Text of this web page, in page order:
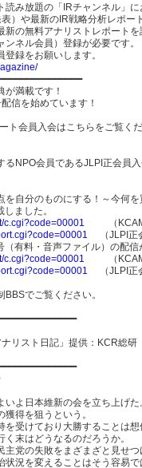
み放題の「IRチャンネル」に
）や最新のIR戦略分析レポー
新の無料アナリストレポートを
ネル会員）登録が必要です。
録をお願いします。
が満載です！
信を始めています！
ト会員入会はこちらをご覧くだ
NPO会員であるJLPI正会員
自分のものにする！～今何を
ました。
c.cgi?code=00001
（KCAM
（JLPI正
有料・音声ファイル）の配信
c.cgi?code=00001
（KCAM
（JLPI正
でご覧ください。
リスト日記」提供：KCR総研
よ日本維新の会を立ち上げた
得を狙うという。
を受けており大勝することは想
末はどうなるのだろうか。
主党の失敗をまざまざと見せつ
況を変えることはそう容易で